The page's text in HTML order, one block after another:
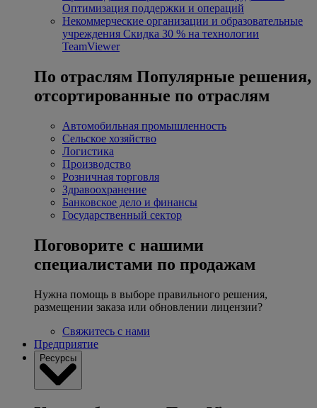
Оптимизация поддержки и операций
Некоммерческие организации и образовательные
учреждения Скидка 30 % на технологии
TeamViewer
По отраслям Популярные решения,
отсортированные по отраслям
Автомобильная промышленность
Сельское хозяйство
Логистика
Производство
Розничная торговля
Здравоохранение
Банковское дело и финансы
Государственный сектор
Поговорите с нашими
специалистами по продажам
Нужна помощь в выборе правильного решения,
размещении заказа или обновлении лицензии?
Свяжитесь с нами
Предприятие
Ресурсы